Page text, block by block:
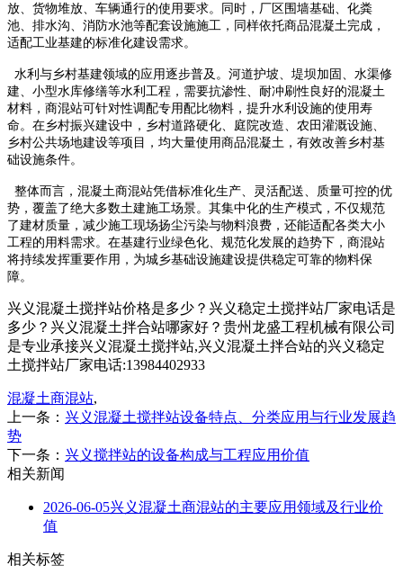
放、货物堆放、车辆通行的使用要求。同时，厂区围墙基础、化粪
池、排水沟、消防水池等配套设施施工，同样依托商品混凝土完成，
适配工业基建的标准化建设需求。
水利与乡村基建领域的应用逐步普及。河道护坡、堤坝加固、水渠修
建、小型水库修缮等水利工程，需要抗渗性、耐冲刷性良好的混凝土
材料，商混站可针对性调配专用配比物料，提升水利设施的使用寿
命。在乡村振兴建设中，乡村道路硬化、庭院改造、农田灌溉设施、
乡村公共场地建设等项目，均大量使用商品混凝土，有效改善乡村基
础设施条件。
整体而言，混凝土商混站凭借标准化生产、灵活配送、质量可控的优
势，覆盖了绝大多数土建施工场景。其集中化的生产模式，不仅规范
了建材质量，减少施工现场扬尘污染与物料浪费，还能适配各类大小
工程的用料需求。在基建行业绿色化、规范化发展的趋势下，商混站
将持续发挥重要作用，为城乡基础设施建设提供稳定可靠的物料保
障。
兴义混凝土搅拌站价格是多少？兴义稳定土搅拌站厂家电话是
多少？兴义混凝土拌合站哪家好？贵州龙盛工程机械有限公司
是专业承接兴义混凝土搅拌站,兴义混凝土拌合站的兴义稳定
土搅拌站厂家电话:13984402933
混凝土商混站,
上一条： 兴义混凝土搅拌站设备特点、分类应用与行业发展趋
势
下一条： 兴义搅拌站的设备构成与工程应用价值
相关新闻
2026-06-05兴义混凝土商混站的主要应用领域及行业价
值
相关标签